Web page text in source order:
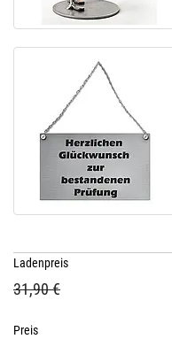
Ladenpreis
31,90 €
Preis